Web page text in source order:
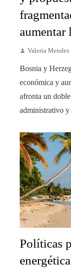
aumentar
Valeria Mendes
Bosnia y
económica y
afronta un
administrativo
Políticas